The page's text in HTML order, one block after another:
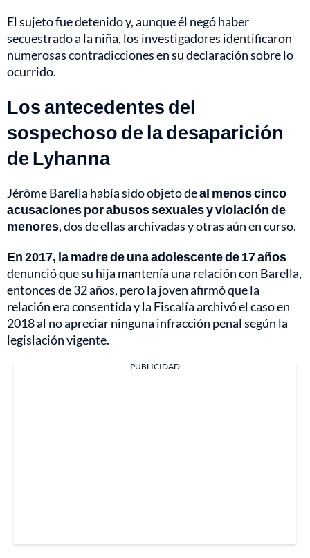
El sujeto fue detenido y, aunque él negó haber
secuestrado a la niña, los investigadores identificaron
numerosas contradicciones en su declaración sobre lo
ocurrido.
Los antecedentes del
sospechoso de la desaparición
de Lyhanna
Jérôme Barella había sido objeto deal menos cinco
acusaciones por abusos sexuales y violación de
menores, dos de ellas archivadas y otras aún en curso.
En 2017, la madre de una adolescente de 17 años
denunció que su hija mantenía una relación con Barella,
entonces de 32 años, pero la joven afirmó que la
relación era consentida y la Fiscalía archivó el caso en
2018 al no apreciar ninguna infracción penal según la
legislación vigente.
PUBLICIDAD